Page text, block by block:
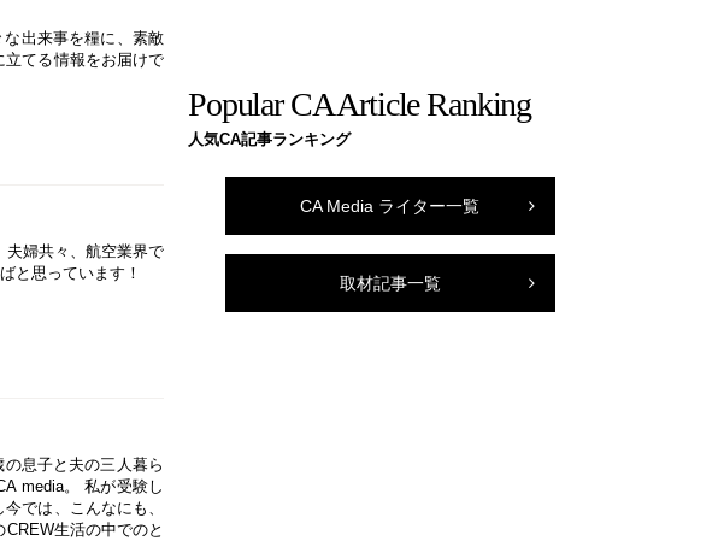
出来事を糧に、素敵
てる情報をお届けで
夫婦共々、航空業界で
と思っています！
息子と夫の三人暮ら
media。 私が受験し
では、こんなにも、
生活の中でのと
Popular CA Article Ranking
人気CA記事ランキング
CA Media ライター一覧
取材記事一覧